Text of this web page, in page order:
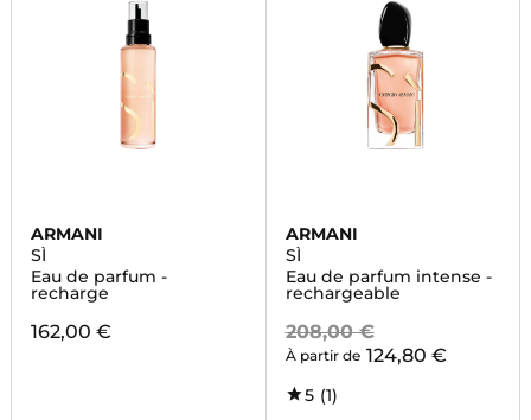
ARMANI
SÌ
Eau de parfum -
recharge
162,00 €
ARMANI
SÌ
Eau de parfum intense -
rechargeable
208,00 €
À partir de 124,80 €
5 (1)